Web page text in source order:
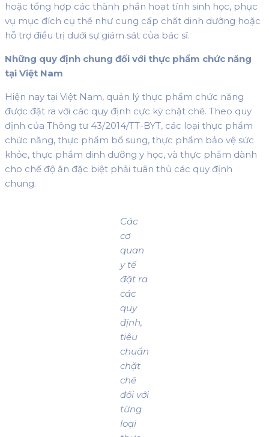
hoặc tổng hợp các thành phần hoạt tính sinh học, phục
vụ mục đích cụ thể như cung cấp chất dinh dưỡng hoặc
hỗ trợ điều trị dưới sự giám sát của bác sĩ.
Những quy định chung đối với thực phẩm chức năng
tại Việt Nam
Hiện nay tại Việt Nam, quản lý thực phẩm chức năng
được đặt ra với các quy định cực kỳ chặt chẽ. Theo quy
định của Thông tư 43/2014/TT-BYT, các loại thực phẩm
chức năng, thực phẩm bổ sung, thực phẩm bảo vệ sức
khỏe, thực phẩm dinh dưỡng y học, và thực phẩm dành
cho chế độ ăn đặc biệt phải tuân thủ các quy định
chung.
Các
cơ
quan
y tế
đặt ra
các
quy
định,
tiêu
chuẩn
chặt
chẽ
đối với
từng
loại